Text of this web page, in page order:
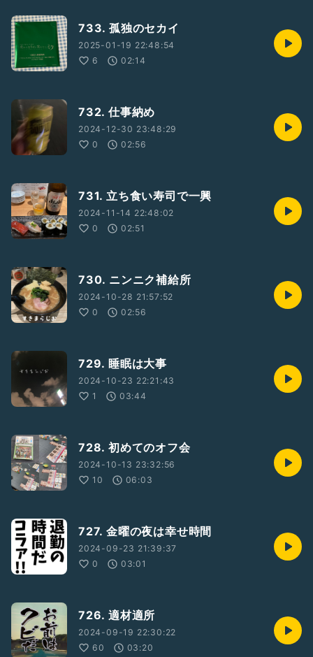
733. 孤独のセカイ
2025-01-19 22:48:54
6
02:14
732. 仕事納め
2024-12-30 23:48:29
0
02:56
731. 立ち食い寿司で一興
2024-11-14 22:48:02
0
02:51
730. ニンニク補給所
2024-10-28 21:57:52
0
02:56
729. 睡眠は大事
2024-10-23 22:21:43
1
03:44
728. 初めてのオフ会
2024-10-13 23:32:56
10
06:03
727. 金曜の夜は幸せ時間
2024-09-23 21:39:37
0
03:01
726. 適材適所
2024-09-19 22:30:22
60
03:20